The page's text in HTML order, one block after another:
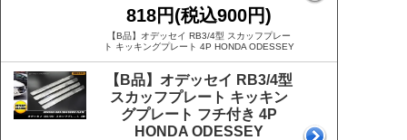
818円(税込900円)
【B品】オデッセイ RB3/4型 スカッフプレー
ト キッキングプレート 4P HONDA ODESSEY
【B品】オデッセイ RB3/4型
スカッフプレート キッキン
グプレート フチ付き 4P
HONDA ODESSEY